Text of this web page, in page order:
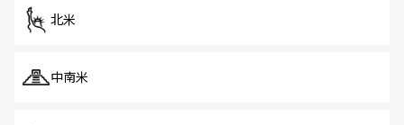
北米
中南米